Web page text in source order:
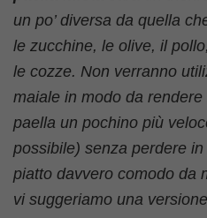
un po’ diversa da quella
le zucchine, le olive, il
le cozze. Non verranno
maiale in modo da
paella un pochino più
possibile) senza perdere
piatto davvero comodo da
vi suggeriamo una